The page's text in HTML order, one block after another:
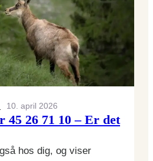
10. april 2026
45 26 71 10 – Er det
hos dig, og viser